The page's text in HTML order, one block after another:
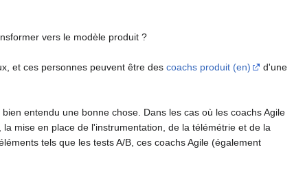
vers le modèle produit ?
et ces personnes peuvent être des coachs produit (en)
d'une
entendu une bonne chose. Dans les cas où les coachs Agile
mise en place de l'instrumentation, de la télémétrie et de la
tels que les tests A/B, ces coachs Agile (également